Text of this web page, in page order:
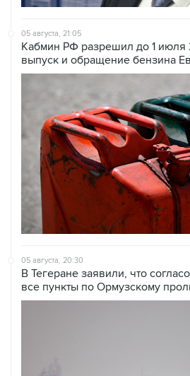
05 августа, 21:05
Кабмин РФ разрешил до 1 июля
выпуск и обращение бензина
05 августа, 20:30
В Тегеране заявили, что
все пункты по Ормузскому